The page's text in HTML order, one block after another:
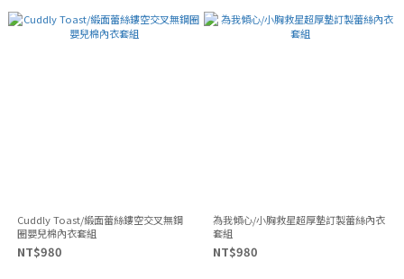
Cuddly Toast/緞面蕾絲鏤空交叉無鋼
圈嬰兒棉內衣套組
NT$980
為我傾心/小胸救星超厚墊訂製蕾絲內衣
套組
NT$980